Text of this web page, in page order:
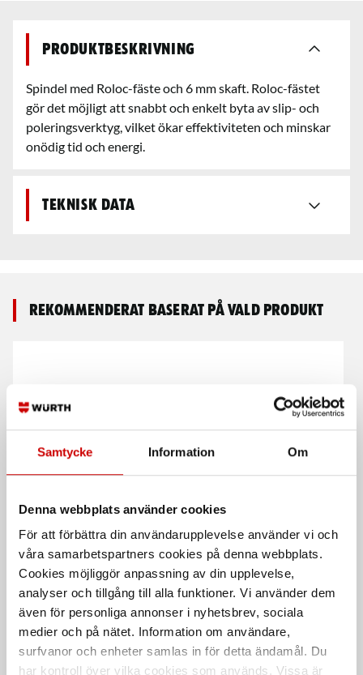
Samtycke Information Om
Denna webbplats använder cookies
För att förbättra din användarupplevelse använder vi och
våra samarbetspartners cookies på denna webbplats.
Cookies möjliggör anpassning av din upplevelse,
analyser och tillgång till alla funktioner. Vi använder dem
även för personliga annonser i nyhetsbrev, sociala
medier och på nätet. Information om användare,
surfvanor och enheter samlas in för detta ändamål. Du
har kontroll över vilka cookies som används. Vissa är
Produktbeskrivning
Spindel med Roloc-fäste och 6 mm skaft. Roloc-fästet
gör det möjligt att snabbt och enkelt byta av slip- och
poleringsverktyg, vilket ökar effektiviteten och minskar
onödig tid och energi.
Teknisk data
Rekommenderat baserat på vald produkt
inklusive spindel
M6 50MM